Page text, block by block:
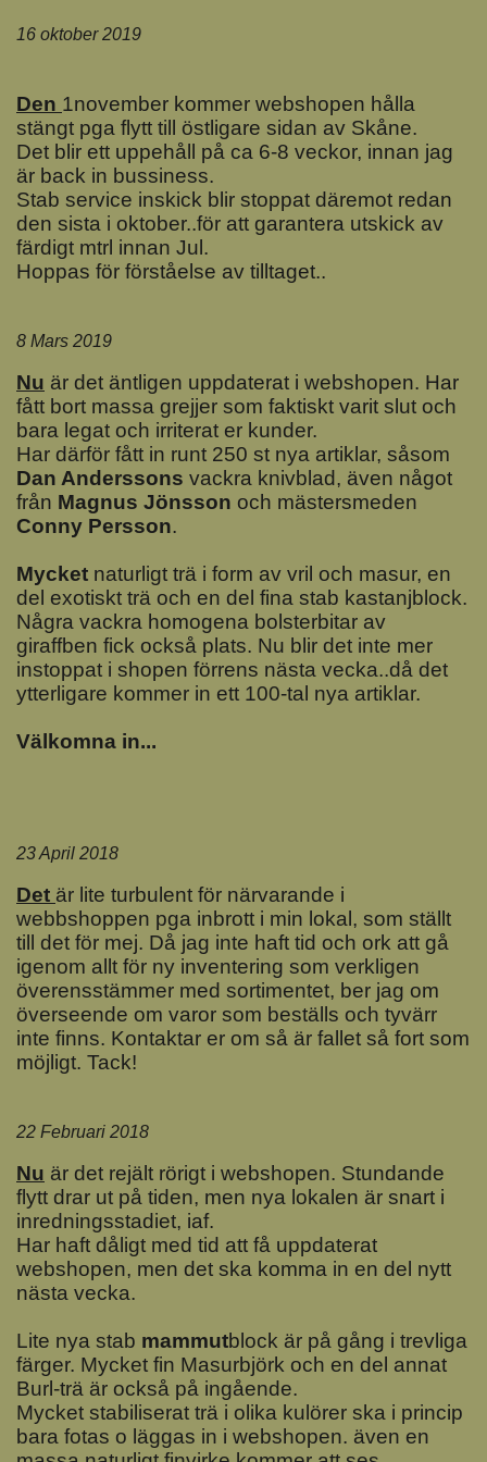
16 oktober 2019
Den 1november kommer webshopen hålla
stängt pga flytt till östligare sidan av Skåne.
Det blir ett uppehåll på ca 6-8 veckor, innan jag
är back in bussiness.
Stab service inskick blir stoppat däremot redan
den sista i oktober..för att garantera utskick av
färdigt mtrl innan Jul.
Hoppas för förståelse av tilltaget..
8 Mars 2019
Nu är det äntligen uppdaterat i webshopen. Har
fått bort massa grejjer som faktiskt varit slut och
bara legat och irriterat er kunder.
Har därför fått in runt 250 st nya artiklar, såsom
Dan Anderssons vackra knivblad, även något
från Magnus Jönsson och mästersmeden
Conny Persson.
Mycket naturligt trä i form av vril och masur, en
del exotiskt trä och en del fina stab kastanjblock.
Några vackra homogena bolsterbitar av
giraffben fick också plats. Nu blir det inte mer
instoppat i shopen förrens nästa vecka..då det
ytterligare kommer in ett 100-tal nya artiklar.
Välkomna in...
23 April 2018
Det är lite turbulent för närvarande i
webbshoppen pga inbrott i min lokal, som ställt
till det för mej. Då jag inte haft tid och ork att gå
igenom allt för ny inventering som verkligen
överensstämmer med sortimentet, ber jag om
överseende om varor som beställs och tyvärr
inte finns. Kontaktar er om så är fallet så fort som
möjligt. Tack!
22 Februari 2018
Nu är det rejält rörigt i webshopen. Stundande
flytt drar ut på tiden, men nya lokalen är snart i
inredningsstadiet, iaf.
Har haft dåligt med tid att få uppdaterat
webshopen, men det ska komma in en del nytt
nästa vecka.
Lite nya stab mammutblock är på gång i trevliga
färger. Mycket fin Masurbjörk och en del annat
Burl-trä är också på ingående.
Mycket stabiliserat trä i olika kulörer ska i princip
bara fotas o läggas in i webshopen. även en